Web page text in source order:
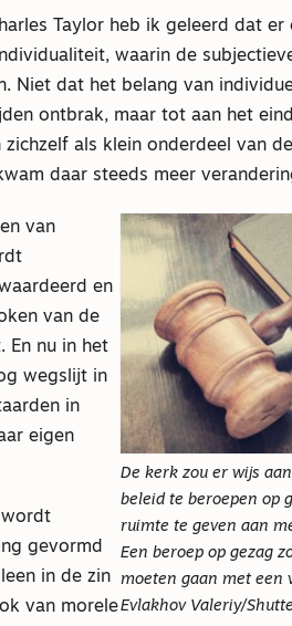
Taylor heb ik geleerd dat
waarin de
Niet dat het belang van
ontbrak, maar tot aan het
als klein onderdeel van
daar steeds meer
De kerk zou er wijs
beleid te beroepen op
ruimte te geven aan
Een beroep op gezag
moeten gaan met een
Evlakhov Valeriy/
van
en
van de
En nu in het
wegslijt in
in
eigen
wordt
gevormd
in de zin
van morele